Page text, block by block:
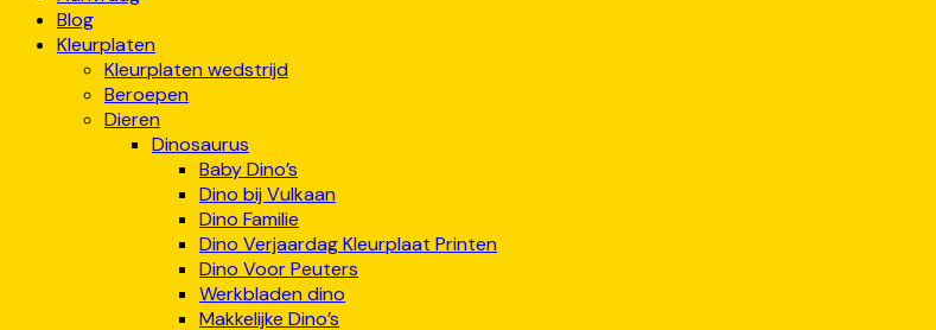
Blog
Kleurplaten
Kleurplaten wedstrijd
Beroepen
Dieren
Dinosaurus
Baby Dino’s
Dino bij Vulkaan
Dino Familie
Dino Verjaardag Kleurplaat Printen
Dino Voor Peuters
Werkbladen dino
Makkelijke Dino’s